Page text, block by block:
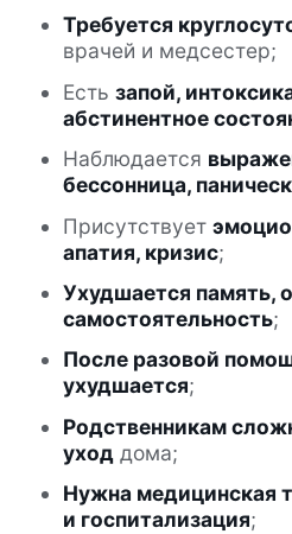
что в вашей
и уважение к людям,
взаимопонимание.
будит задорная
приглашают на
веселые
Ольга. Они же
электросон,
поклон нашим чудо-
Баграту
Валерьевне,
также и всем
— с огромной
труду. И еще раз
вашим скромным
Требуется
врачей и медсестер;
Естьзапой,
абстинентное
Наблюдается
бессонница,
Присутствует
апатия, кризис;
Ухудшается память,
самостоятельность;
После разовой
ухудшается;
Родственникам
уход дома;
Нужна медицинская
и госпитализация;